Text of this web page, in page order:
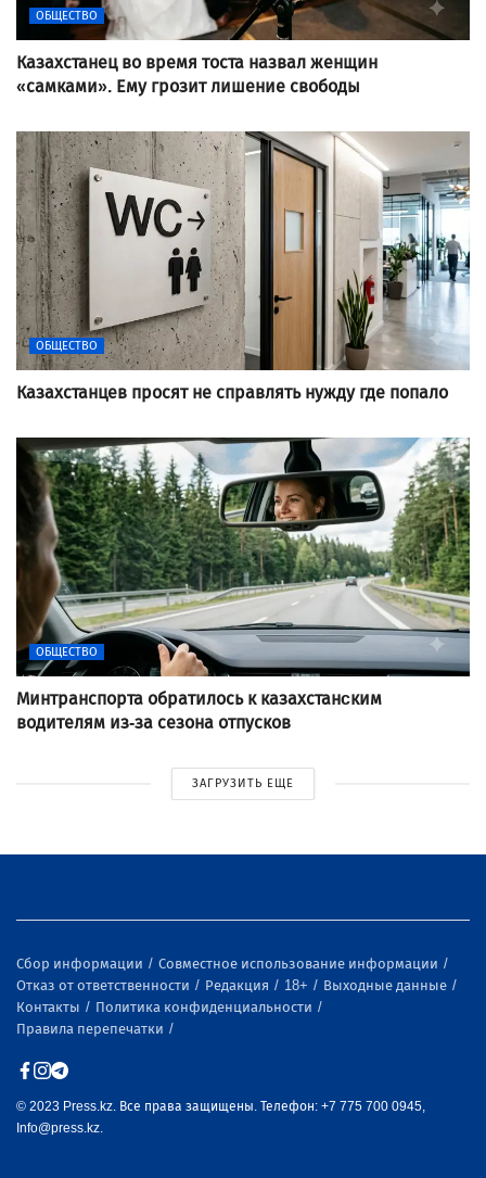
ОБЩЕСТВО
Казахстанец во время тоста назвал женщин
«самками». Ему грозит лишение свободы
ОБЩЕСТВО
Казахстанцев просят не справлять нужду где попало
ОБЩЕСТВО
Минтранспорта обратилось к казахстанcким
водителям из-за сезона отпусков
ЗАГРУЗИТЬ ЕЩЕ
Сбор информации
Совместное использование информации
Отказ от ответственности
Редакция 18+
Выходные данные
Контакты
Политика конфиденциальности
Правила перепечатки
© 2023 Press.kz. Все права защищены. Телефон: +7 775 700 0945,
Info@press.kz.